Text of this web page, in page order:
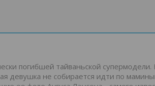
погибшей тайваньской супермодели.
девушка не собирается идти по